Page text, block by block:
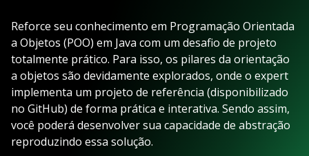
Reforce seu conhecimento em Programação Orientada
a Objetos (POO) em Java com um desafio de projeto
totalmente prático. Para isso, os pilares da orientação
a objetos são devidamente explorados, onde o expert
implementa um projeto de referência (disponibilizado
no GitHub) de forma prática e interativa. Sendo assim,
você poderá desenvolver sua capacidade de abstração
reproduzindo essa solução.